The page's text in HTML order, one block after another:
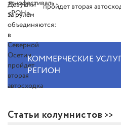
пройдет вторая
КОММЕРЧЕСКИЕ
РЕГИОН
Статьи колумнистов